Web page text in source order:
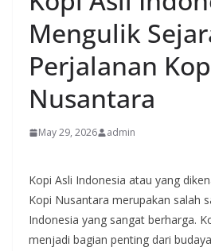
Mengulik
Perjalanan
Nusantara
May 29, 2026 admin
Kopi Asli Indonesia atau yang
Kopi Nusantara merupakan salah
Indonesia yang sangat berharga.
menjadi bagian penting dari